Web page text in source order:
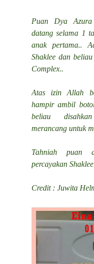
Puan Dya
datang selama 1
anak pertama..
Shaklee dan
Complex..
Atas izin Allah
hampir ambil
beliau
merancang untuk
Tahniah puan
percayakan
Credit : Juwita